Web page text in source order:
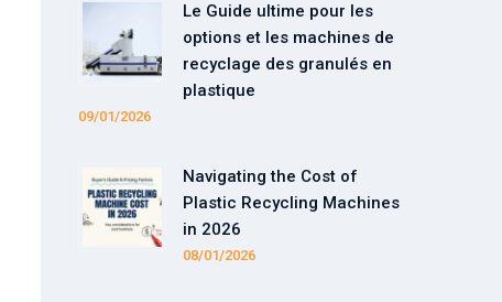
Le Guide ultime pour les
options et les machines de
recyclage des granulés en
plastique
09/01/2026
Navigating the Cost of
Plastic Recycling Machines
in 2026
08/01/2026